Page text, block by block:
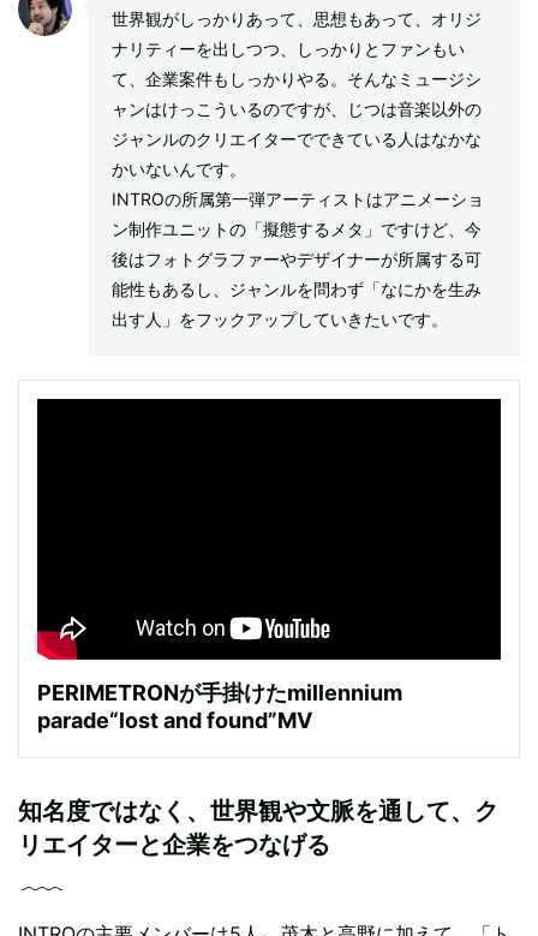
世界観がしっかりあって、思想もあって、オリジ
ナリティーを出しつつ、しっかりとファンもい
て、企業案件もしっかりやる。そんなミュージシ
ャンはけっこういるのですが、じつは音楽以外の
ジャンルのクリエイターでできている人はなかな
かいないんです。
INTROの所属第一弾アーティストはアニメーショ
ン制作ユニットの「擬態するメタ」ですけど、今
後はフォトグラファーやデザイナーが所属する可
能性もあるし、ジャンルを問わず「なにかを生み
出す人」をフックアップしていきたいです。
PERIMETRONが手掛けたmillennium
parade“lost and found”MV
知名度ではなく、世界観や文脈を通して、ク
リエイターと企業をつなげる